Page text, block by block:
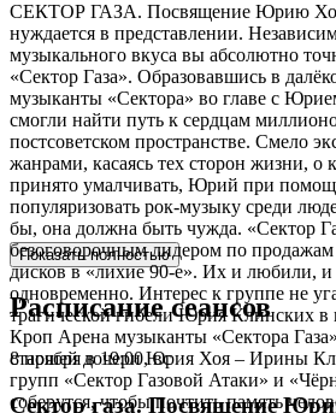
СЕКТОР ГАЗА. Посвящение Юрию
нуждается в представлении.
музыкального вкуса вы абсолютно
«Сектор Газа». Образовавшись в
музыканты «Сектора» во главе с
смогли найти путь к сердцам
постсоветском пространстве. Смело
жанрами, касаясь тех сторон жизни, о
принято умалчивать, Юрий при
популяризовать рок-музыку среди
бы, она должна быть чужда. «Сектор
безоговорочным лидером по продажам
дисков в «лихие 90-е». Их и любили, и
одновременно. Интерес к группе не
трагической гибели Юрия Клинских в
Кроп Арена музыканты «Сектора
старшей дочери Юрия Хоя – Ирины
групп «Сектор Газовой Атаки» и
соберутся, чтобы почтить память
Показать полностью
Расписание сеансов
8 ноября в 19:00, вс
Сектор газа. Посвящение